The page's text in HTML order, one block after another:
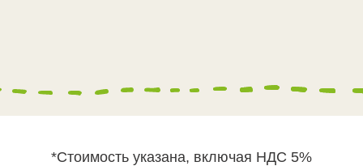
*Стоимость указана, включая НДС 5%